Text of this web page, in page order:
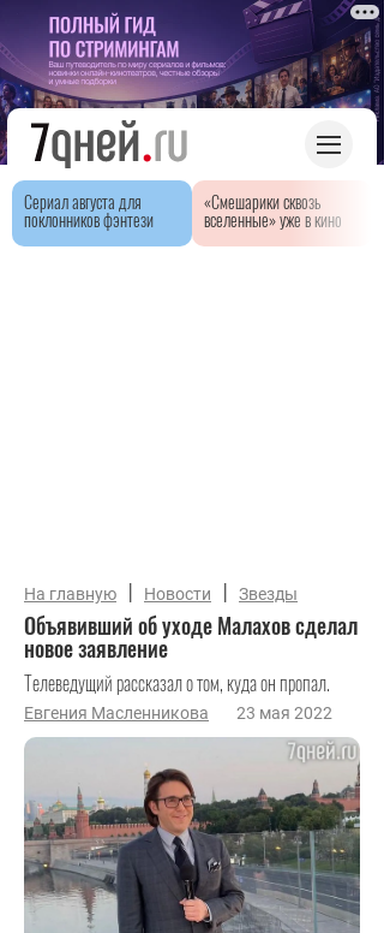
Сериал августа для
поклонников фэнтези
«Смешарики сквозь
вселенные» уже в кино
На главную | Новости | Звезды
Объявивший об уходе Малахов сделал
новое заявление
Телеведущий рассказал о том, куда он пропал.
Евгения Масленникова 23 мая 2022